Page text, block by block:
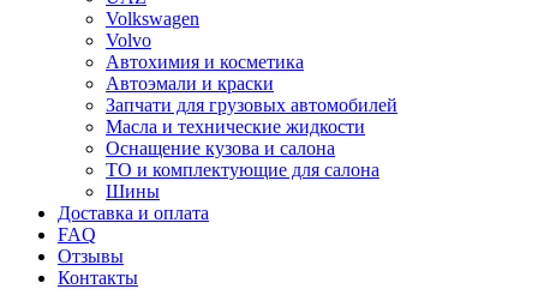
Volkswagen
Volvo
Автохимия и косметика
Автоэмали и краски
Запчати для грузовых автомобилей
Масла и технические жидкости
Оснащение кузова и салона
ТО и комплектующие для салона
Шины
Доставка и оплата
FAQ
Отзывы
Контакты